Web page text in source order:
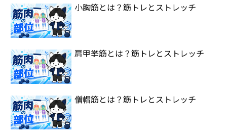
小胸筋とは？筋トレとストレッチ
肩甲挙筋とは？筋トレとストレッチ
僧帽筋とは？筋トレとストレッチ